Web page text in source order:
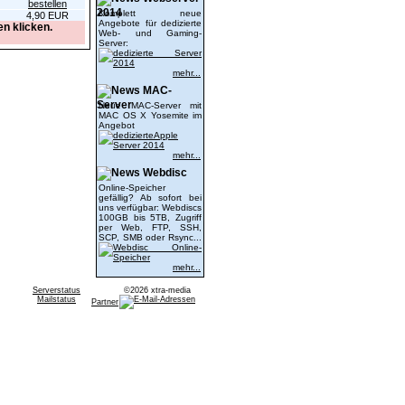
4,90 EUR
klicken.
2014
Komplett neue
Angebote für dedizierte
Web- und Gaming-
Server:
mehr...
MAC-
Server
Neue MAC-Server mit
MAC OS X Yosemite im
Angebot
mehr...
Webdisc
Online-Speicher
gefällig? Ab sofort bei
uns verfügbar: Webdiscs
100GB bis 5TB, Zugriff
per Web, FTP, SSH,
SCP, SMB oder Rsync...
mehr...
Serverstatus
Mailstatus
Partner
©2026 xtra-media